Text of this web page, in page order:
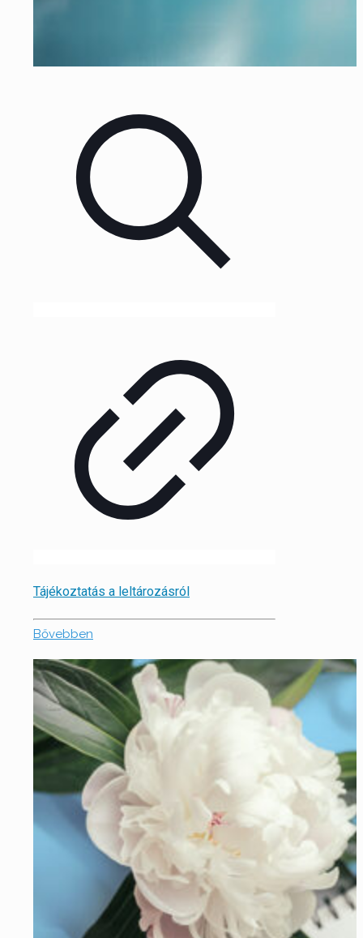
Tájékoztatás a leltározásról
Bővebben